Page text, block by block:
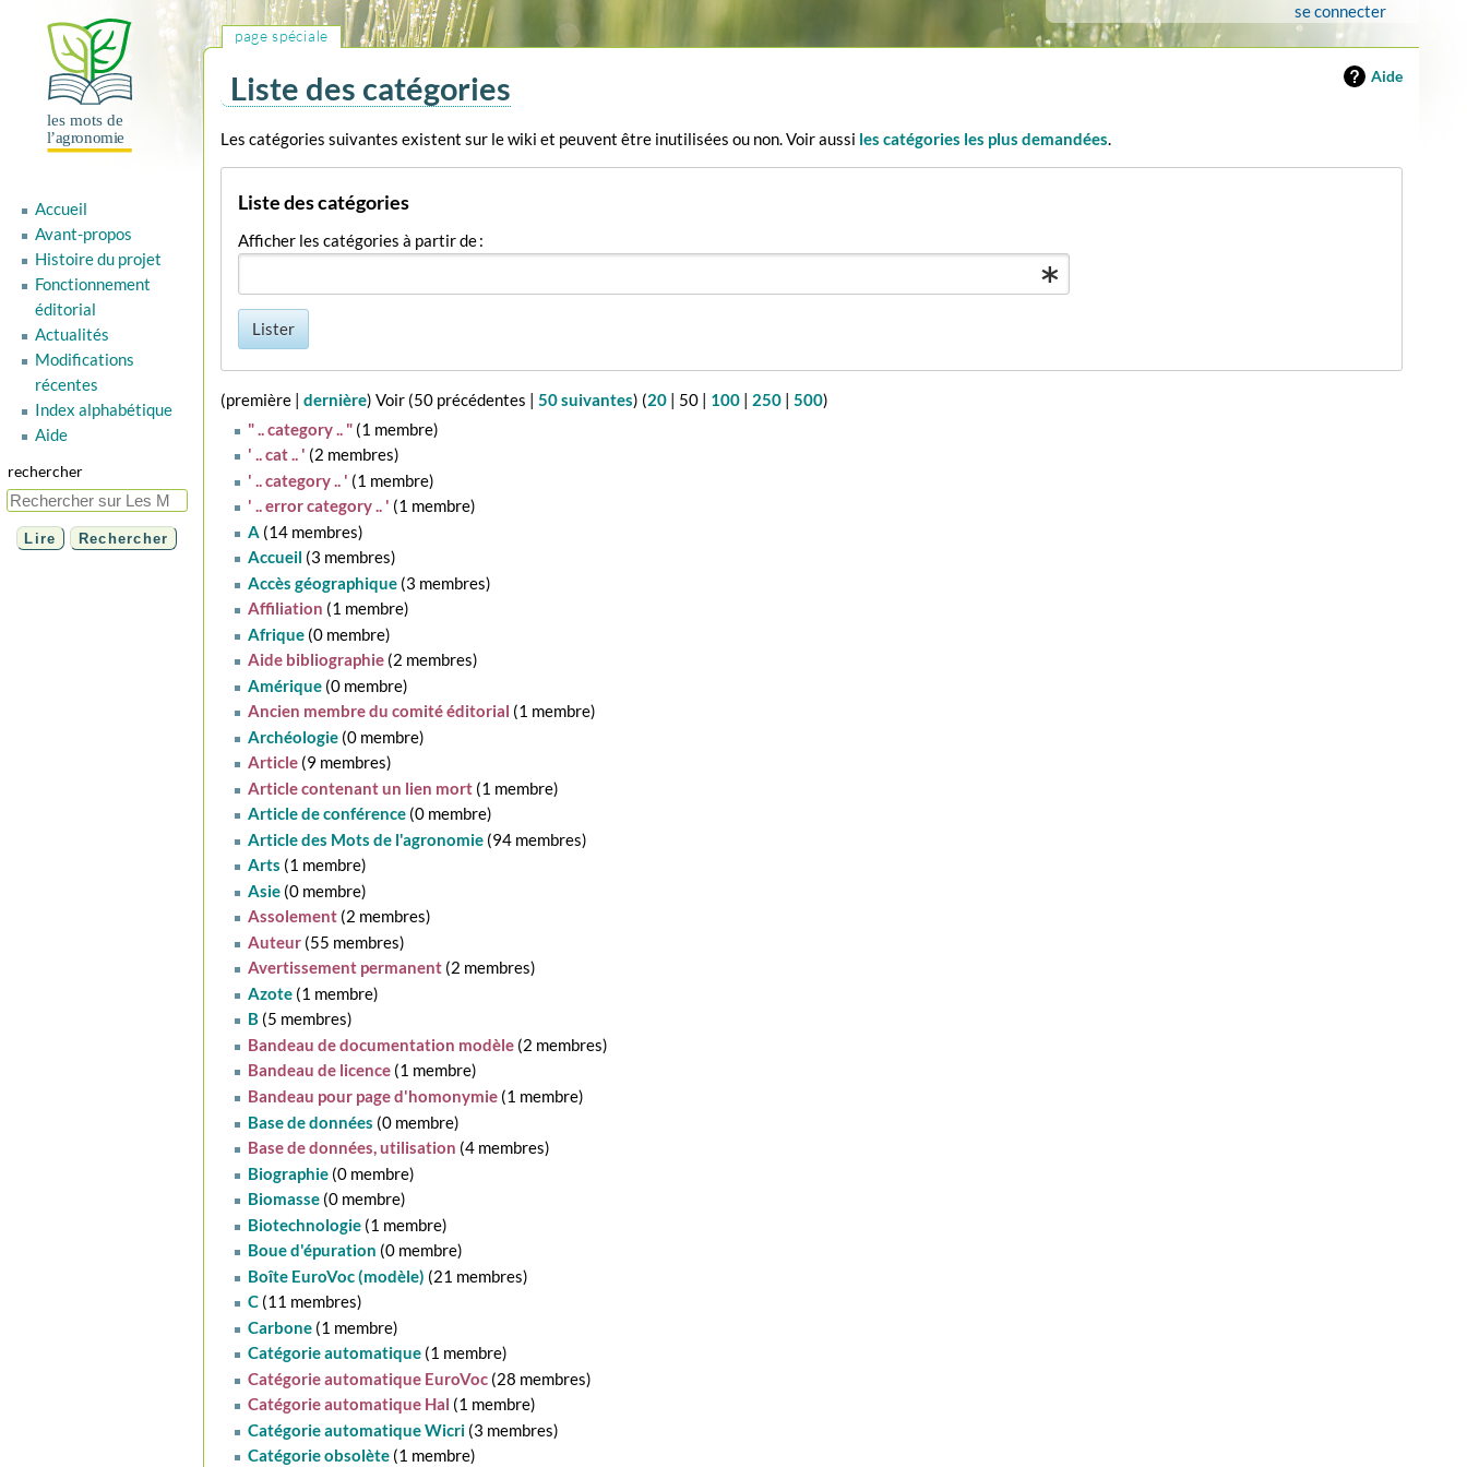
Aide
Liste des catégories
Aller
navigation
Aller
recherche
Les catégories suivantes existent sur le wiki et peuvent être inutilisées ou non. Voir aussi les catégories les plus demandées.
Liste des catégories
Afficher les catégories à partir de :
Lister
(première |dernière) Voir (50 précédentes |50 suivantes) (20 | 50 | 100 | 250 |500)
" .. category .. "‏‎ (1 membre)
' .. cat .. ' ‏‎ (2 membres)
' .. category .. ' ‏‎ (1 membre)
' .. error category .. ' ‏‎ (1 membre)
A ‏‎ (14 membres)
Accueil ‏‎ (3 membres)
Accès géographique‏‎ (3 membres)
Affiliation ‏‎ (1 membre)
Afrique‏‎ (0 membre)
Aide bibliographie‏‎ (2 membres)
Amérique‏‎ (0 membre)
Ancien membre du comité éditorial ‏‎ (1 membre)
Archéologie‏‎ (0 membre)
Article‏‎ (9 membres)
Article contenant un lien mort‏‎ (1 membre)
Article de conférence‏‎ (0 membre)
Article des Mots de l'agronomie‏‎ (94 membres)
Arts ‏‎ (1 membre)
Asie‏‎ (0 membre)
Assolement‏‎ (2 membres)
Auteur‏‎ (55 membres)
Avertissement permanent‏‎ (2 membres)
Azote‏‎ (1 membre)
B ‏‎ (5 membres)
Bandeau de documentation modèle‏‎ (2 membres)
Bandeau de licence‏‎ (1 membre)
Bandeau pour page d'homonymie‏‎ (1 membre)
Base de données ‏‎ (0 membre)
Base de données, utilisation ‏‎ (4 membres)
Biographie‏‎ (0 membre)
Biomasse‏‎ (0 membre)
Biotechnologie‏‎ (1 membre)
Boue d'épuration ‏‎ (0 membre)
Boîte EuroVoc (modèle) ‏‎ (21 membres)
C‏‎ (11 membres)
Carbone‏‎ (1 membre)
Catégorie automatique‏‎ (1 membre)
Catégorie automatique EuroVoc‏‎ (28 membres)
Catégorie automatique Hal ‏‎ (1 membre)
Catégorie automatique Wicri‏‎ (3 membres)
Catégorie obsolète‏‎ (1 membre)
page spéciale
se connecter
Accueil
Avant-propos
Histoire du projet
Fonctionnement
éditorial
Actualités
Modifications
récentes
Index alphabétique
Aide
rechercher